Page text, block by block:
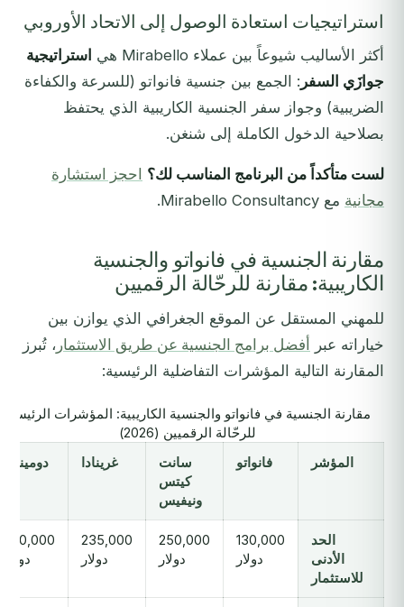
استراتيجيات استعادة الوصول إلى الاتحاد الأوروبي
أكثر الأساليب شيوعاً بين عملاء Mirabello هي
استراتيجية
جوازَي السفر : الجمع بين جنسية فانواتو (للسرعة والكفاءة
الضريبية) وجواز سفر الجنسية الكاريبية الذي يحتفظ
بصلاحية الدخول الكاملة إلى شنغن.
لست متأكداً من البرنامج المناسب لك؟ احجز استشارة
مجانية مع Mirabello Consultancy.
مقارنة الجنسية في فانواتو والجنسية
الكاريبية: مقارنة للرحّالة الرقميين
للمهني المستقل عن الموقع الجغرافي الذي يوازن بين
خياراته عبر
أفضل برامج الجنسية عن طريق الاستثمار ، تُبرز
المقارنة التالية المؤشرات التفاضلية الرئيسية:
مقارنة الجنسية في فانواتو والجنسية الكاريبية: المؤشرات الرئيسية
للرحّالة الرقميين (2026)
المؤشر
فانواتو
سانت
كيتس
ونيفيس
غرينادا دومينيكا
الحد
الأدنى
للاستثمار
130,000
دولار
250,000
دولار
235,000
دولار
200,000
دولار